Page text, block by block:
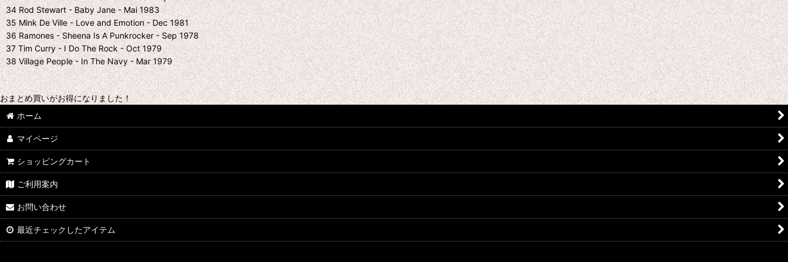
34 Rod Stewart - Baby Jane - Mai 1983
35 Mink De Ville - Love and Emotion - Dec 1981
36 Ramones - Sheena Is A Punkrocker - Sep 1978
37 Tim Curry - I Do The Rock - Oct 1979
38 Village People - In The Navy - Mar 1979
おまとめ買いがお得になりました！
ホーム
マイページ
ショッピングカート
ご利用案内
お問い合わせ
最近チェックしたアイテム